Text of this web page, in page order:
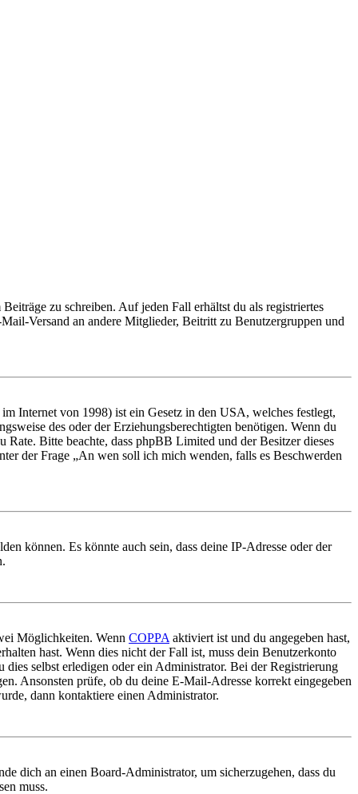
zu schreiben. Auf jeden Fall erhältst du als registriertes
Versand an andere Mitglieder, Beitritt zu Benutzergruppen und
Internet von 1998) ist ein Gesetz in den USA, welches festlegt,
des oder der Erziehungsberechtigten benötigen. Wenn du
Bitte beachte, dass phpBB Limited und der Besitzer dieses
der Frage „An wen soll ich mich wenden, falls es Beschwerden
können. Es könnte auch sein, dass deine IP-Adresse oder der
Möglichkeiten. Wenn COPPA aktiviert ist und du angegeben hast,
hast. Wenn dies nicht der Fall ist, muss dein Benutzerkonto
selbst erledigen oder ein Administrator. Bei der Registrierung
Ansonsten prüfe, ob du deine E-Mail-Adresse korrekt eingegeben
dann kontaktiere einen Administrator.
dich an einen Board-Administrator, um sicherzugehen, dass du
muss.